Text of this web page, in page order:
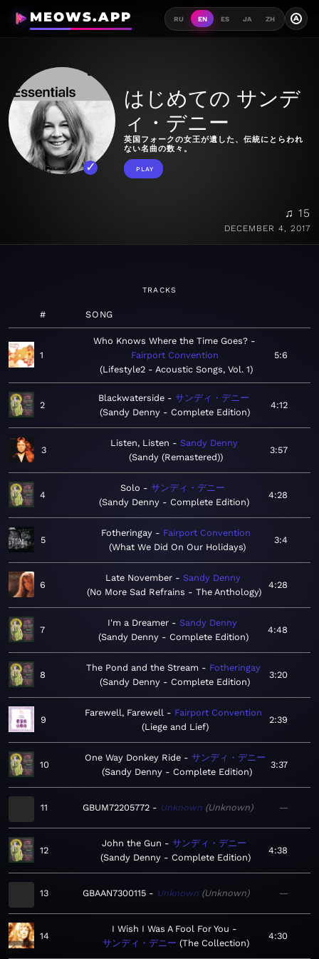
MEOWS.APP RU EN ES JA ZH A
はじめての サンデ
ィ・デニー
英国フォークの女王が遺した、伝統にとらわれ
ない名曲の数々。
PLAY
♫ 15
DECEMBER 4, 2017
TRACKS
# SONG
1
Who Knows Where the Time Goes?
Fairport Convention
Lifestyle2 - Acoustic Songs, Vol. 1
5:6
2
Blackwaterside
サンディ・デニー
Sandy Denny - Complete Edition
4:12
3
Listen, Listen
Sandy Denny
Sandy (Remastered)
3:57
4
Solo
サンディ・デニー
Sandy Denny - Complete Edition
4:28
5
Fotheringay
Fairport Convention
What We Did On Our Holidays
3:4
6
Late November
Sandy Denny
No More Sad Refrains - The Anthology
4:28
7
I'm a Dreamer
Sandy Denny
Sandy Denny - Complete Edition
4:48
8
The Pond and the Stream
Fotheringay
Sandy Denny - Complete Edition
3:20
9
Farewell, Farewell
Fairport Convention
Liege and Lief
2:39
10
One Way Donkey Ride
サンディ・デニー
Sandy Denny - Complete Edition
3:37
11 GBUM72205772 Unknown Unknown —
12
John the Gun
サンディ・デニー
Sandy Denny - Complete Edition
4:38
13 GBAAN7300115 Unknown Unknown —
14
I Wish I Was A Fool For You
サンディ・デニー The Collection
4:30